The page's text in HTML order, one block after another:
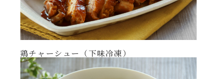
鶏チャーシュー（下味冷凍）